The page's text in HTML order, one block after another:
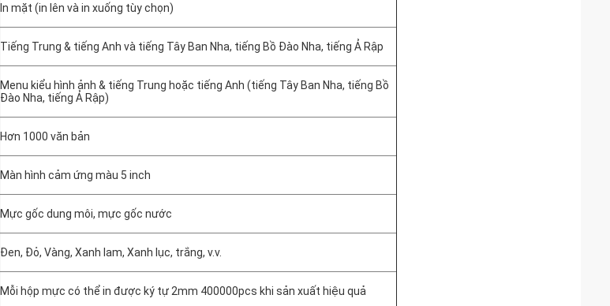
In mặt (in lên và in xuống tùy chọn)
Tiếng Trung & tiếng Anh và tiếng Tây Ban Nha, tiếng Bồ Đào Nha, tiếng Ả Rập
Menu kiểu hình ảnh & tiếng Trung hoặc tiếng Anh (tiếng Tây Ban Nha, tiếng Bồ
Đào Nha, tiếng Ả Rập)
Hơn 1000 văn bản
Màn hình cảm ứng màu 5 inch
Mực gốc dung môi, mực gốc nước
Đen, Đỏ, Vàng, Xanh lam, Xanh lục, trắng, v.v.
Mỗi hộp mực có thể in được ký tự 2mm 400000pcs khi sản xuất hiệu quả